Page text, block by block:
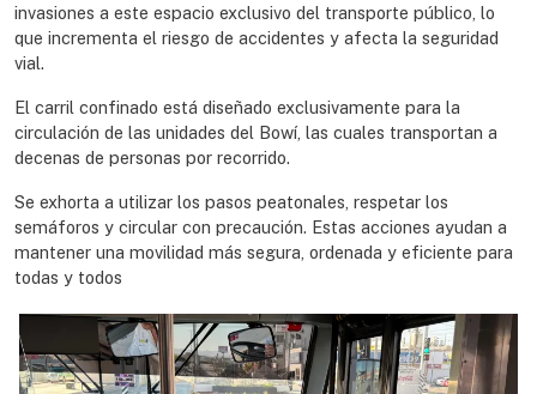
invasiones a este espacio exclusivo del transporte público, lo
que incrementa el riesgo de accidentes y afecta la seguridad
vial.
El carril confinado está diseñado exclusivamente para la
circulación de las unidades del Bowí, las cuales transportan a
decenas de personas por recorrido.
Se exhorta a utilizar los pasos peatonales, respetar los
semáforos y circular con precaución. Estas acciones ayudan a
mantener una movilidad más segura, ordenada y eficiente para
todas y todos